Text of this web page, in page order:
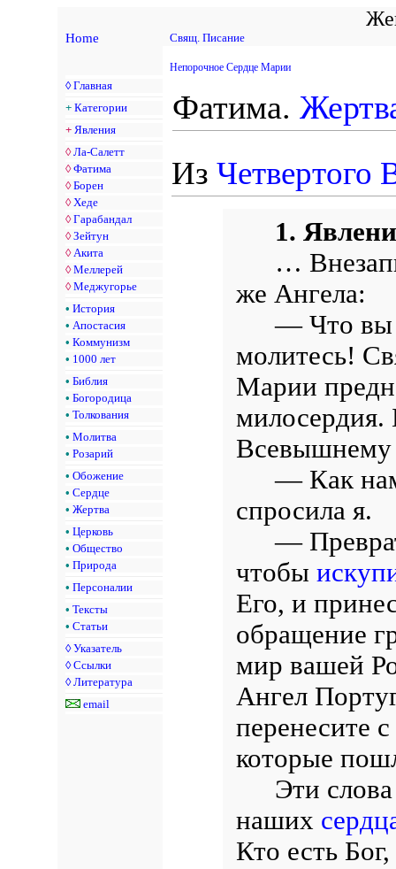
Home Свящ. Писание
◊ Главная
+ Категории
+ Явления
◊ Ла-Салетт
◊ Фатима
◊ Борен
◊ Хеде
◊ Гарабандал
◊ Зейтун
◊ Акита
◊ Меллерей
◊ Меджугорье
• История
• Апостасия
• Коммунизм
• 1000 лет
• Библия
• Богородица
• Толкования
• Молитва
• Розарий
• Обожение
• Сердце
• Жертва
• Церковь
• Общество
• Природа
• Персоналии
• Тексты
• Статьи
◊ Указатель
◊ Ссылки
◊ Литература
email
Непорочное Сердце Марии
Фатима.
ИзЧетвертого
1.
…
же Ангела:
— Что вы
молитесь!
Марии
милосердия.
— Как
спросила я.
—
чтобы
Его, и
обращение
мир вашей
Ангел
перенесите
которые
Эти
наших
Кто есть